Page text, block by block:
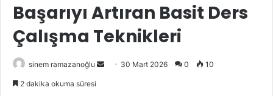
Başarıyı Artıran Basit Ders
Çalışma Teknikleri
sinem ramazanoğlu
Bir
30 Mart 2026 0 10
2 dakika okuma süresi